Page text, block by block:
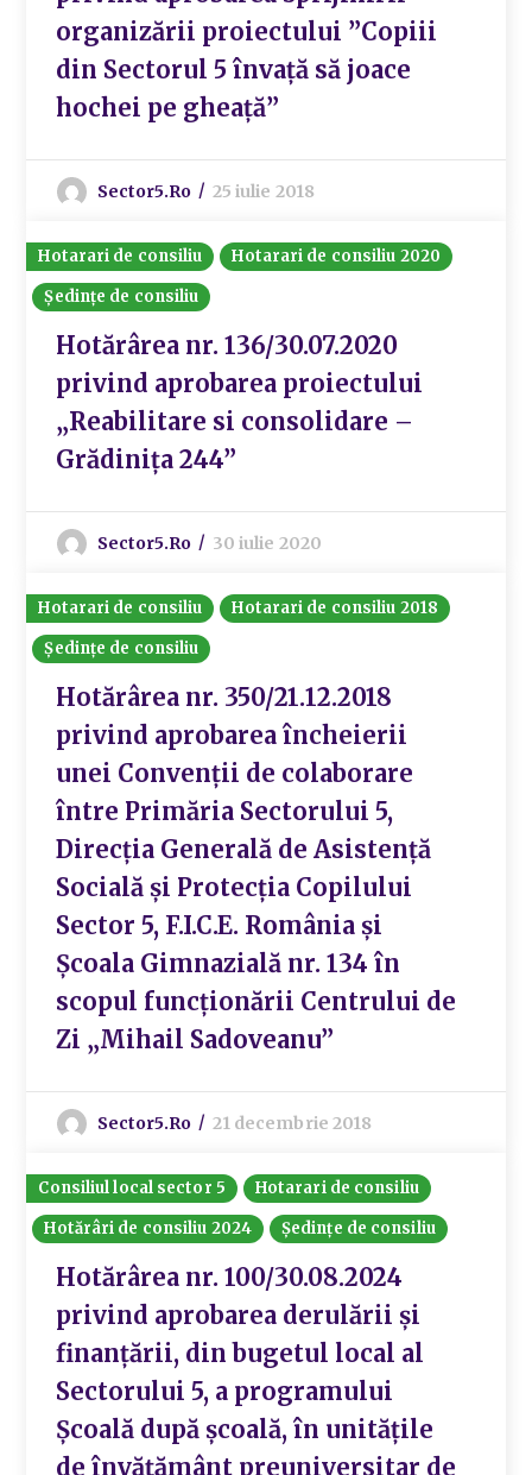
organizării proiectului ”Copiii
din Sectorul 5 învață să joace
hochei pe gheață”
Sector5.ro 25 iulie 2018
Hotarari de consiliu
Hotarari de consiliu 2020
Ședințe de consiliu
Hotărârea nr. 136/30.07.2020
privind aprobarea proiectului
„Reabilitare si consolidare –
Grădinița 244”
Sector5.ro 30 iulie 2020
Hotarari de consiliu
Hotarari de consiliu 2018
Ședințe de consiliu
Hotărârea nr. 350/21.12.2018
privind aprobarea încheierii
unei Convenții de colaborare
între Primăria Sectorului 5,
Direcția Generală de Asistență
Socială și Protecția Copilului
Sector 5, F.I.C.E. România și
Școala Gimnazială nr. 134 în
scopul funcționării Centrului de
Zi „Mihail Sadoveanu”
Sector5.ro 21 decembrie 2018
Consiliul local sector 5
Hotarari de consiliu
Hotărâri de consiliu 2024
Ședințe de consiliu
Hotărârea nr. 100/30.08.2024
privind aprobarea derulării și
finanțării, din bugetul local al
Sectorului 5, a programului
Școală după școală, în unitățile
de învățământ preuniversitar de